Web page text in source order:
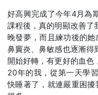
好高興完成了今年4月為
課程後，真的明顯改善了
晚發夢，而且練功後的
鼻竇炎、鼻敏感也逐漸得
開始好轉，有更好的血色
20年的我，從第一天學
快睡著了，就連嚴重困